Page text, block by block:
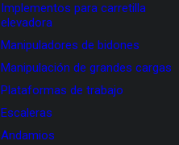
Implementos para carretilla
elevadora
Manipuladores de bidones
Manipulación de grandes cargas
Plataformas de trabajo
Escaleras
Andamios